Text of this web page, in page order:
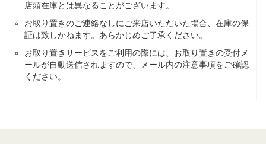
店頭在庫とは異なることがございます。
お取り置きのご連絡なしにご来店いただいた場合、在庫の保
証は致しかねます。あらかじめご了承ください。
お取り置きサービスをご利用の際には、お取り置きの受付メ
ールが自動送信されますので、メール内の注意事項をご確認
ください。